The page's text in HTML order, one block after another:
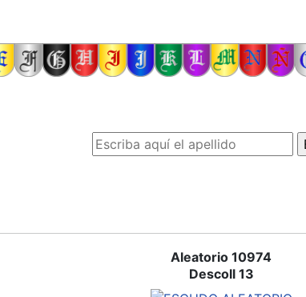
Aleatorio 10974
Descoll 13